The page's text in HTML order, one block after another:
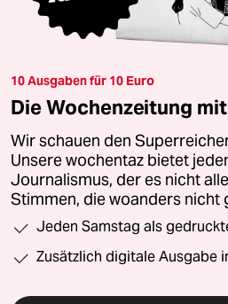
10 Ausgaben für 10 Euro
Die Wochenzeitung
Wir schauen den
Unsere wochentaz bietet
Journalismus, der es nicht
Stimmen, die woanders nicht
Jeden Samstag als
Zusätzlich digitale Ausgabe